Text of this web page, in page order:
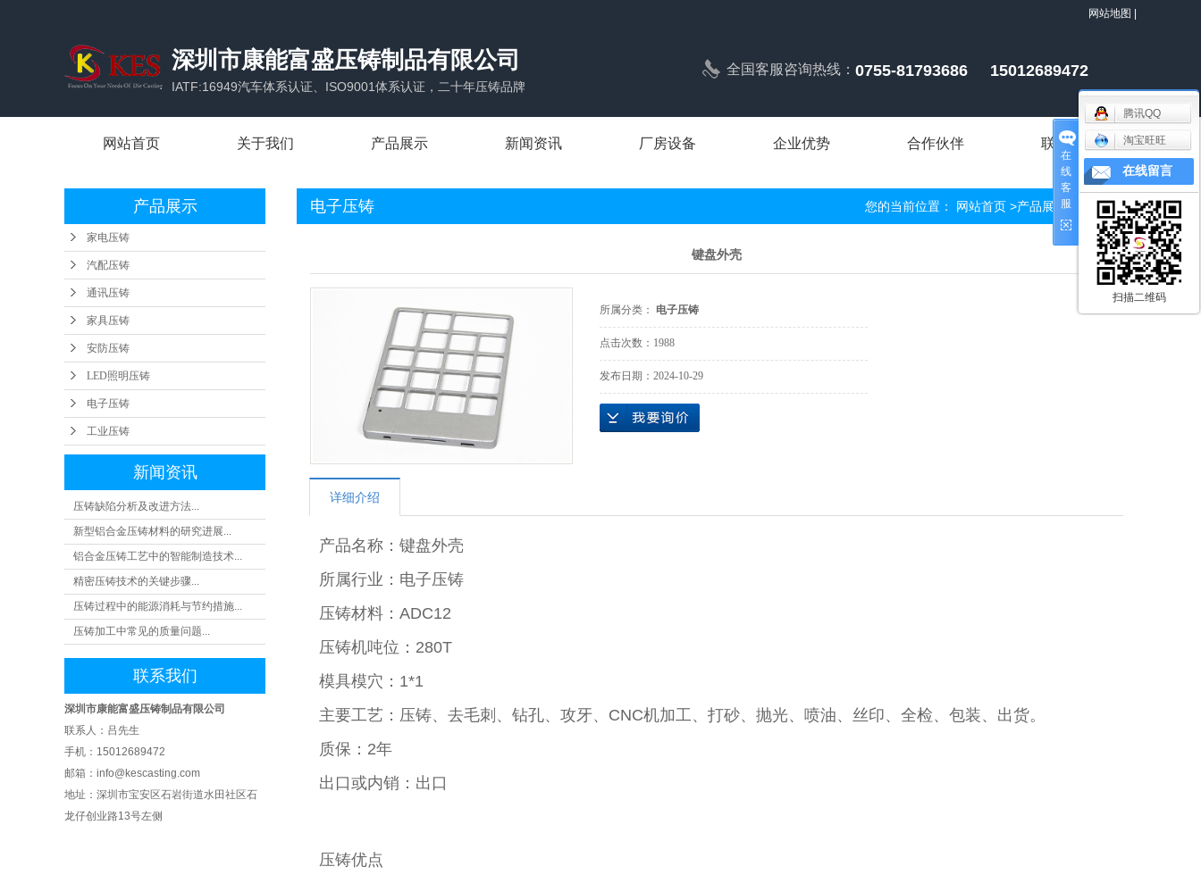
网站地图
深圳市康能富盛压铸制品有限公司
IATF:16949汽车体系认证、ISO9001体系认证，二十年压铸品牌
全国客服咨询热线：0755-81793686 15012689472
网站首页 关于我们
公司简介
企业优势
产品展示
家电压铸
汽配压铸
家具压铸
安防压铸
LED照明压铸
电子压铸
工业压铸
新闻资讯
公司新闻
行业新闻
厂房设备 企业优势 合作伙伴 联系我们
产品展示
家电压铸
汽配压铸
通讯压铸
家具压铸
安防压铸
LED照明压铸
电子压铸
工业压铸
新闻资讯
压铸缺陷分析及改进方法...
新型铝合金压铸材料的研究进展...
铝合金压铸工艺中的智能制造技术...
精密压铸技术的关键步骤...
压铸过程中的能源消耗与节约措施...
压铸加工中常见的质量问题...
联系我们
深圳市康能富盛压铸制品有限公司
联系人：吕先生
手机：15012689472
邮箱：info@kescasting.com
地址：深圳市宝安区石岩街道水田社区 石
龙仔创业路13号左侧
电子压铸 您的当前位置： 网站首页 >产品展示 > 电子压铸
键盘外壳
所属分类： 电子压铸
点击次数： 1988
发布日期： 2024-10-29
详细介绍
产品名称：键盘外壳
所属行业：电子压铸
压铸材料：ADC12
压铸机吨位：280T
模具模穴：1*1
主要工艺：压铸、去毛刺、钻孔、攻牙、CNC机加工、打砂、抛光、喷油、丝印、全检、包装、出货。
质保：2年
出口或内销：出口
压铸优点
在
线
客
服
腾讯QQ
淘宝旺旺
在线留言
扫描二维码